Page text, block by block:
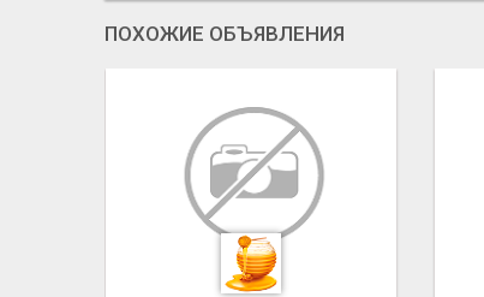
ПОХОЖИЕ ОБЪЯВЛЕНИЯ